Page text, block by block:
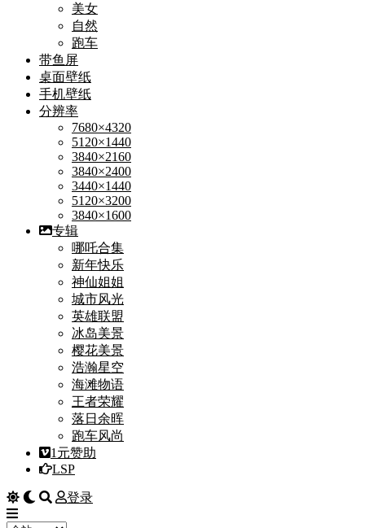
美女
自然
跑车
带鱼屏
桌面壁纸
手机壁纸
分辨率
7680×4320
5120×1440
3840×2160
3840×2400
3440×1440
5120×3200
3840×1600
专辑
哪吒合集
新年快乐
神仙姐姐
城市风光
英雄联盟
冰岛美景
樱花美景
浩瀚星空
海滩物语
王者荣耀
落日余晖
跑车风尚
1元赞助
LSP
登录